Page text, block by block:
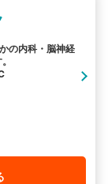
の内科・脳神経